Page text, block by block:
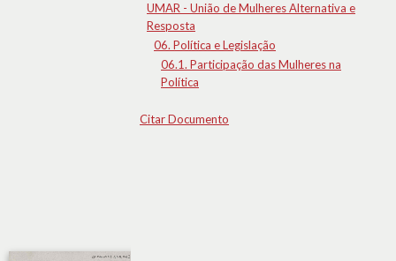
UMAR - União de Mulheres Alternativa e
Resposta
06. Política e Legislação
06.1. Participação das Mulheres na
Política
Citar Documento